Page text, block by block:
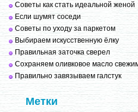
Советы как стать идеальной женой
Если шумят соседи
Советы по уходу за паркетом
Выбираем искусственную ёлку
Правильная заточка сверел
Сохраняем оливковое масло
Правильно завязываем галстук
Метки